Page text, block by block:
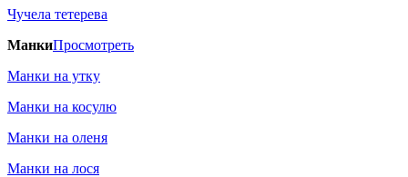
Чучела тетерева
МанкиПросмотреть
Манки на утку
Манки на косулю
Манки на оленя
Манки на лося